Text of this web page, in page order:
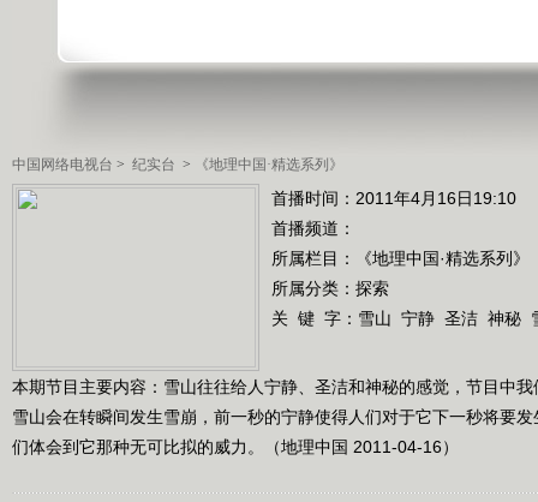
中国网络电视台 > 纪实台 > 《地理中国·精选系列》
首播时间：2011年4月16日19:10
首播频道：
所属栏目：
《地理中国·精选系列》
所属分类：探索
关 键 字： 雪山 宁静 圣洁 神秘
本期节目主要内容：雪山往往给人宁静、圣洁和神秘的感觉，节目中
雪山会在转瞬间发生雪崩，前一秒的宁静使得人们对于它下一秒将要
们体会到它那种无可比拟的威力。（地理中国 2011-04-16）